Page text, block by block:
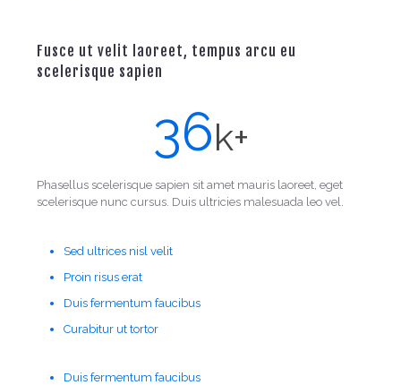
Fusce ut velit laoreet, tempus arcu eu
scelerisque sapien
36k+
Phasellus scelerisque sapien sit amet mauris laoreet, eget
scelerisque nunc cursus. Duis ultricies malesuada leo vel.
Sed ultrices nisl velit
Proin risus erat
Duis fermentum faucibus
Curabitur ut tortor
Duis fermentum faucibus